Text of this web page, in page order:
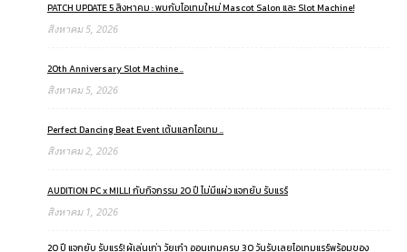
PATCH UPDATE 5 สิงหาคม : พบกับไอเทมใหม่ Mascot Salon และ Slot Machine!
สิงหาคม 5, 2026
20th Anniversary Slot Machine ..
สิงหาคม 5, 2026
Perfect Dancing Beat Event เต้นแลกไอเทม ..
สิงหาคม 2, 2026
AUDITION PC x MILLI กับกิจกรรม 20 ปี ไม่มีแผ่ว แจกยับ รับแรร์
สิงหาคม 1, 2026
20 ปี แจกยับ รับแรร์! ผู้เล่นเก่า วัยเก๋า ออนเกมครบ 30 วันรับเลยไอเทมแรร์พร้อมของ